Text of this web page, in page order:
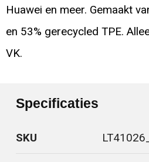
Huawei en meer. Gemaakt
en 53% gerecycled TPE.
VK.
Specificaties
SKU